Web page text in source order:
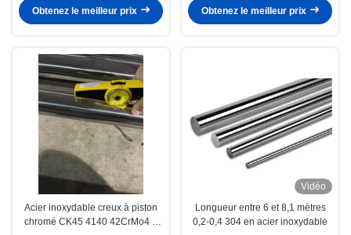
Obtenez le meilleur prix
Obtenez le meilleur prix
Acier inoxydable creux à piston
chromé CK45 4140 42CrMo4 à
Vidéo
Longueur entre 6 et 8,1 mètres
0,2-0,4 304 en acier inoxydable